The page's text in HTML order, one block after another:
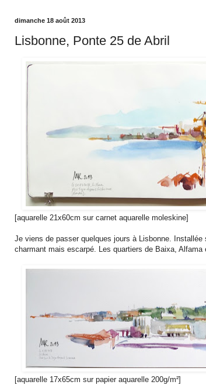
dimanche 18 août 2013
Lisbonne, Ponte 25 de Abril
[aquarelle 21x60cm sur carnet aquarelle moleskine]
Je viens de passer quelques jours à Lisbonne.
charmant mais escarpé. Les quartiers de Baixa,
[aquarelle 17x65cm sur papier aquarelle 200g/m²]